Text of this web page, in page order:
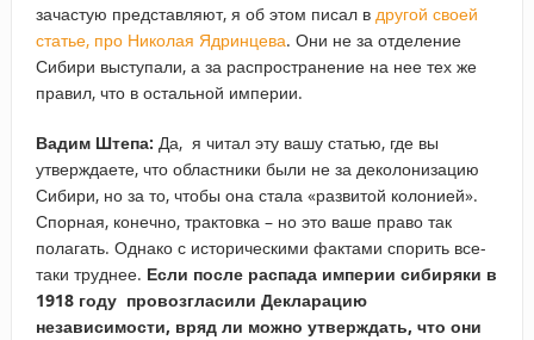
зачастую представляют, я об этом писал в другой своей
статье, про Николая Ядринцева. Они не за отделение
Сибири выступали, а за распространение на нее тех же
правил, что в остальной империи.
Вадим Штепа: Да, я читал эту вашу статью, где вы
утверждаете, что областники были не за деколонизацию
Сибири, но за то, чтобы она стала «развитой колонией».
Спорная, конечно, трактовка – но это ваше право так
полагать. Однако с историческими фактами спорить все-
таки труднее. Если после распада империи сибиряки в
1918 году провозгласили Декларацию
независимости, вряд ли можно утверждать, что они